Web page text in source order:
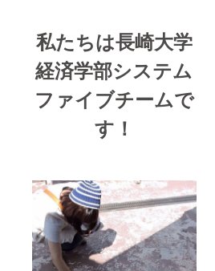
私たちは長崎大学
経済学部システム
ファイブチームで
す！